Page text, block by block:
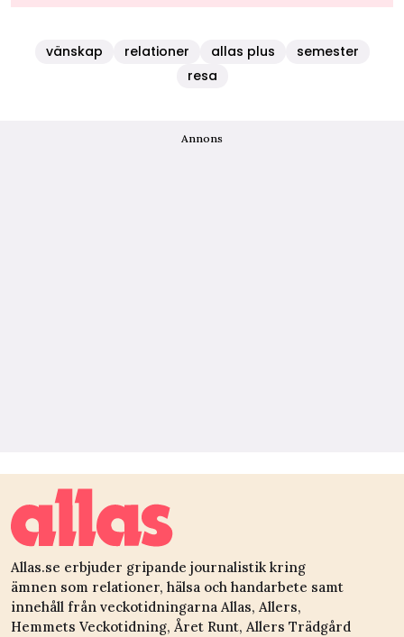
vänskap relationer allas plus
semester
resa
Annons
Allas.se erbjuder gripande journalistik kring
ämnen som relationer, hälsa och handarbete samt
innehåll från veckotidningarna Allas, Allers,
Hemmets Veckotidning, Året Runt, Allers Trädgård